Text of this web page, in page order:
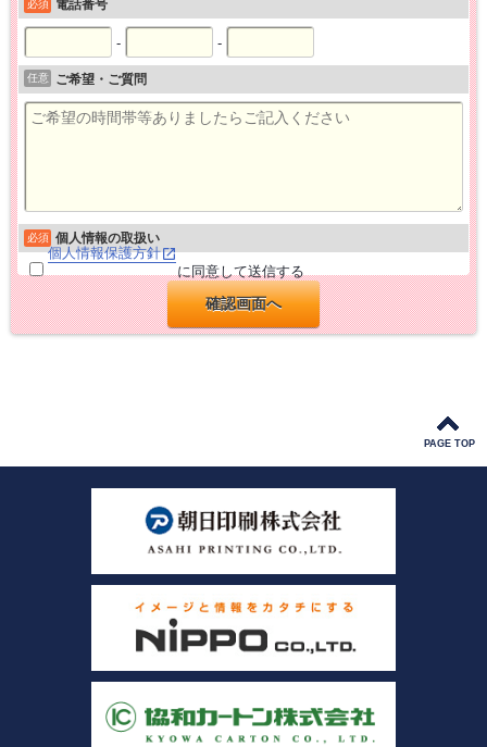
必須 電話番号
- -
任意 ご希望・ご質問
必須 個人情報の取扱い
に同意して送信する
個人情報保護方針
PAGE TOP